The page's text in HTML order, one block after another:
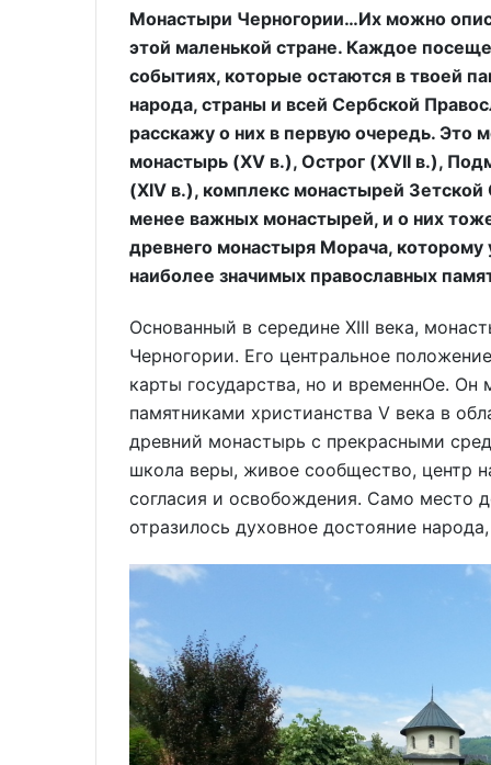
Монастыри Черногории…Их можно
этой маленькой стране. Каждое
событиях, которые остаются в твоей
народа, страны и всей Сербской
расскажу о них в первую очередь. Это
монастырь (XV в.), Острог (XVII в.),
(XIV в.), комплекс монастырей Зетской
менее важных монастырей, и о них
древнего монастыря Морача,
наиболее значимых православных
Основанный в середине XIII века,
Черногории. Его центральное
карты государства, но и временнОе.
памятниками христианства V века в
древний монастырь с прекрасными
школа веры, живое сообщество, центр
согласия и освобождения. Само место
отразилось духовное достояние